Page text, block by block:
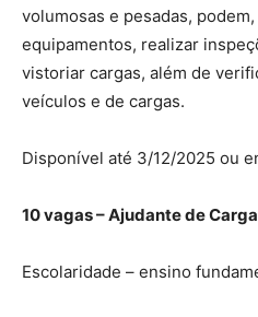
volumosas e pesadas,
equipamentos, realizar
vistoriar cargas, além de
veículos e de cargas.
Disponível até 3/12/2025 ou
10 vagas – Ajudante de
Escolaridade – ensino